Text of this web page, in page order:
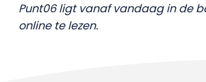
Punt06 ligt vanaf vandaag in de
online te lezen.